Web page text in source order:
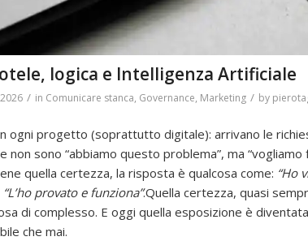
logica e Intelligenza Artificiale
/ in Comunicare stanca, Governance, Marketing / by
ogni progetto (soprattutto digitale): arrivano le
non sono “abbiamo questo problema”, ma
quella certezza, la risposta è qualcosa come: “Ho
“L’ho provato e funziona”.Quella certezza, quasi
di complesso. E oggi quella esposizione è
che mai.